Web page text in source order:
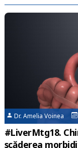
Dr. Amelia Voinea
#LiverMtg18.
scăderea